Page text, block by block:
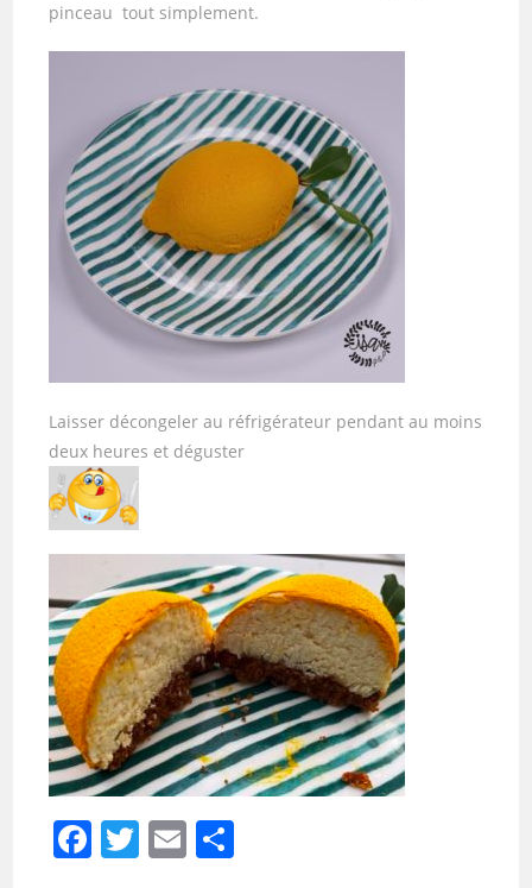
pinceau tout simplement.
Laisser décongeler au réfrigérateur pendant au moins
deux heures et déguster
F T E